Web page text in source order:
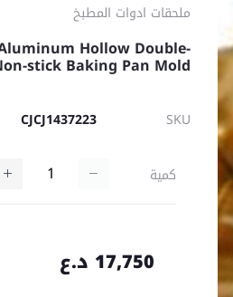
ملحقات ادوات المطبخ
Hollow Double-
stick Baking Pan Mold
SKU
CJCJ1437223
كمية
17,750 د.ع